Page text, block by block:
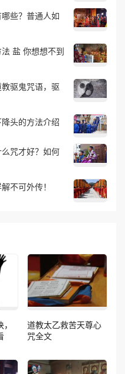
些？普通人如
盐 你想想不到
驱鬼咒语，驱
头的方法介绍
咒才好？如何
不可外传！
道教太乙救苦天尊心
咒全文